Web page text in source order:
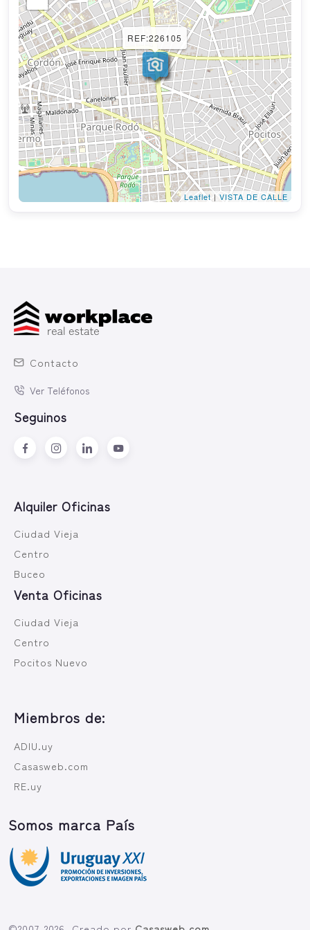
REF:226105
Leaflet | VISTA DE CALLE
Contacto
Ver Teléfonos
Seguinos
Alquiler Oficinas
Ciudad Vieja
Centro
Buceo
Venta Oficinas
Ciudad Vieja
Centro
Pocitos Nuevo
Miembros de:
ADIU.uy
Casasweb.com
RE.uy
Somos marca País